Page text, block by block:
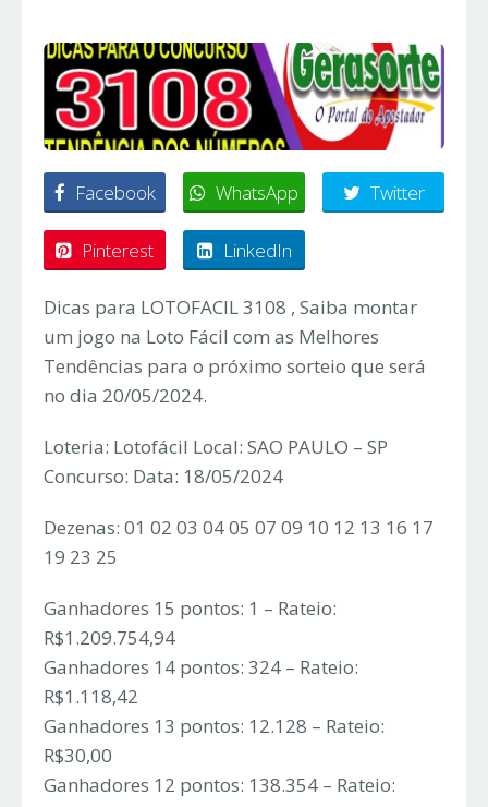
Facebook WhatsApp Twitter
Pinterest LinkedIn
Dicas para LOTOFACIL 3108 , Saiba montar
um jogo na Loto Fácil com as Melhores
Tendências para o próximo sorteio que será
no dia 20/05/2024.
Loteria: Lotofácil Local: SAO PAULO – SP
Concurso: Data: 18/05/2024
Dezenas: 01 02 03 04 05 07 09 10 12 13 16 17
19 23 25
Ganhadores 15 pontos: 1 – Rateio:
R$1.209.754,94
Ganhadores 14 pontos: 324 – Rateio:
R$1.118,42
Ganhadores 13 pontos: 12.128 – Rateio:
R$30,00
Ganhadores 12 pontos: 138.354 – Rateio: